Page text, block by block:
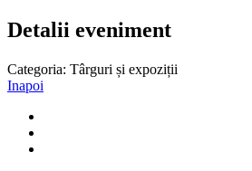
Detalii eveniment
Categoria: Târguri și expoziții
Inapoi